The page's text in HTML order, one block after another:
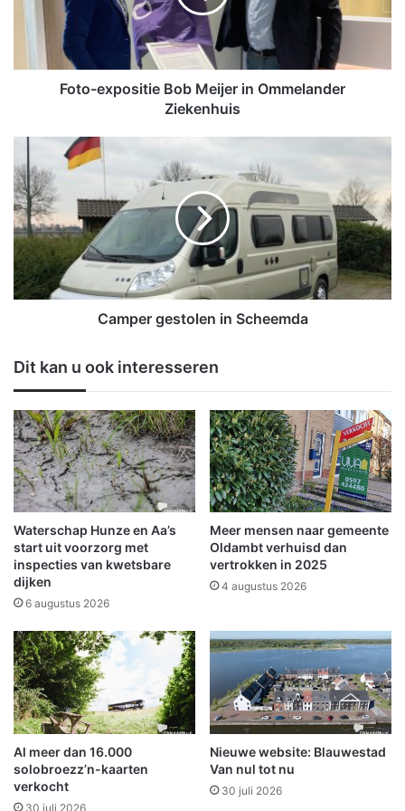
o
e
B
o
b
M
e
i
j
n
O
m
m
e
l
a
n
d
e
r
Z
i
k
e
n
h
u
i
s
Foto-expositie Bob Meijer in Ommelander
Ziekenhuis
a
m
p
e
r
g
e
s
e
n
i
n
S
c
h
e
e
m
d
a
Camper gestolen in Scheemda
Dit kan u ook interesseren
Waterschap Hunze en Aa’s
start uit voorzorg met
inspecties van kwetsbare
dijken
6 augustus 2026
Meer mensen naar gemeente
Oldambt verhuisd dan
vertrokken in 2025
4 augustus 2026
Al meer dan 16.000
solobroezz’n-kaarten
verkocht
30 juli 2026
Nieuwe website: Blauwestad
Van nul tot nu
30 juli 2026